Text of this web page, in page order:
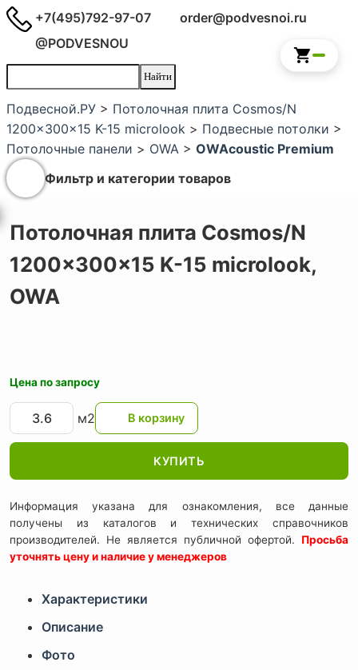
+7(495)792-97-07
order@podvesnoi.ru
@PODVESNOU
Подвесной.РУ > Потолочная плита Cosmos/N
1200x300x15 K-15 microlook > Подвесные потолки >
Потолочные панели > OWA > OWAcoustic Premium
Фильтр и категории товаров
Потолочная плита Cosmos/N
1200x300x15 K-15 microlook,
OWA
Цена по запросу
м2
КУПИТЬ
Информация указана для ознакомления, все данные
получены из каталогов и технических справочников
производителей. Не является публичной офертой. Просьба
уточнять цену и наличие у менеджеров
Характеристики
Описание
Фото